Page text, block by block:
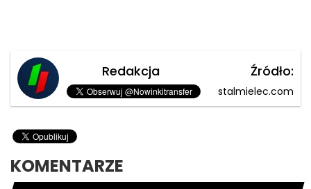
Redakcja Źródło:
stalmielec.com
KOMENTARZE